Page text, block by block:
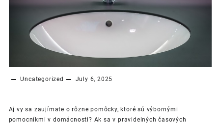
Uncategorized July 6, 2025
Aj vy sa zaujímate o rôzne pomôcky, ktoré sú výbornými
pomocníkmi v domácnosti? Ak sa v pravidelných časových